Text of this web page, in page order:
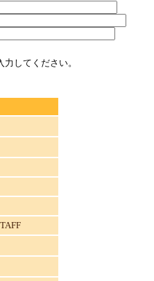
してください。